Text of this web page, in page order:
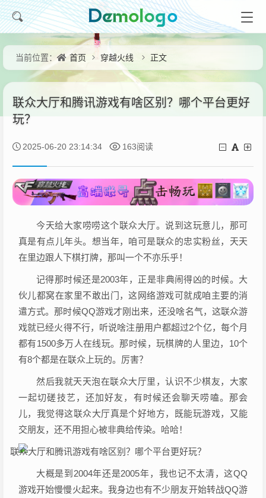
当前位置： 首页 穿越火线 正文
联众大厅和腾讯游戏有啥区别？哪个平台更好
玩？
2025-06-20 23:14:34 163阅读
今天给大家唠唠这个联众大厅。说到这玩意儿，那可
真是有点儿年头。想当年，咱可是联众的忠实粉丝，天天
在里边跟人下棋打牌，那叫一个不亦乐乎！
记得那时候还是2003年，正是非典闹得凶的时候。大
伙儿都窝在家里不敢出门，这网络游戏可就成咱主要的消
遣方式。那时候QQ游戏才刚出来，还没啥名气，这联众游
戏就已经火得不行，听说啥注册用户都超过2个亿，每个月
都有1500多万人在线玩。那时候，玩棋牌的人里边，10个
有8个都是在联众上玩的。厉害？
然后我就天天泡在联众大厅里，认识不少棋友，大家
一起切磋技艺，还加好友，有时候还会聊天唠嗑。那会
儿，我觉得这联众大厅真是个好地方，既能玩游戏，又能
交朋友，还不用担心被非典给传染。哈哈！
大概是到2004年还是2005年，我也记不太清，这QQ
游戏开始慢慢火起来。我身边也有不少朋友开始转战QQ游